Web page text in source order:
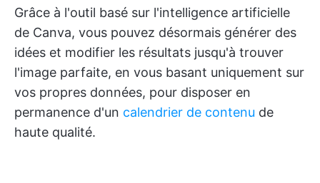
Grâce à l'outil basé sur l'intelligence artificielle
de Canva, vous pouvez désormais générer des
idées et modifier les résultats jusqu'à trouver
l'image parfaite, en vous basant uniquement sur
vos propres données, pour disposer en
permanence d'un calendrier de contenu de
haute qualité.